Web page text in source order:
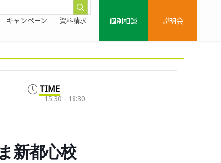
キャンペーン 資料請求
個別相談
説明会
TIME
15:30 - 18:30
新都心校